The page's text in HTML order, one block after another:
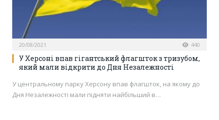
20/08/2021 440
У Херсоні впав гігантський флагшток з тризубом,
який мали відкрити до Дня Незалежності
У центральному парку Херсону впав флагшток, на якому до
Дня Незалежності мали підняти найбільший в…